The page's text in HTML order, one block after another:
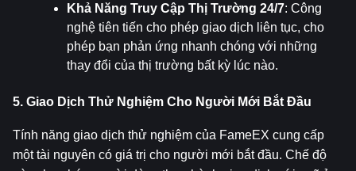
Khả Năng Truy Cập Thị Trường 24/7: Công
nghệ tiên tiến cho phép giao dịch liên tục, cho
phép bạn phản ứng nhanh chóng với những
thay đổi của thị trường bất kỳ lúc nào.
5. Giao Dịch Thử Nghiệm Cho Người Mới Bắt Đầu
Tính năng giao dịch thử nghiệm của FameEX cung cấp
một tài nguyên có giá trị cho người mới bắt đầu. Chế độ